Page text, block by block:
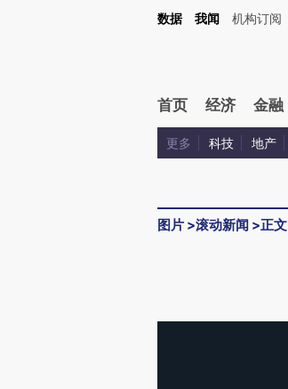
数据 我闻 机构订阅
首页 经济 金融
更多 科技 地产
图片 >滚动新闻 >正文